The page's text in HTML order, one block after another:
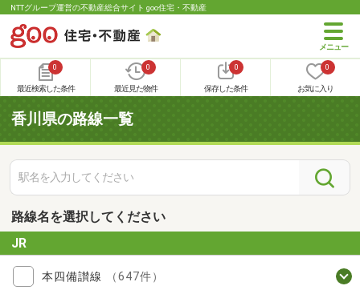
NTTグループ運営の不動産総合サイト goo住宅・不動産
0
最近検索した条件
0
最近見た物件
0
保存した条件
0
お気に入り
香川県の路線一覧
路線名を選択してください
JR
本四備讃線 （647件）